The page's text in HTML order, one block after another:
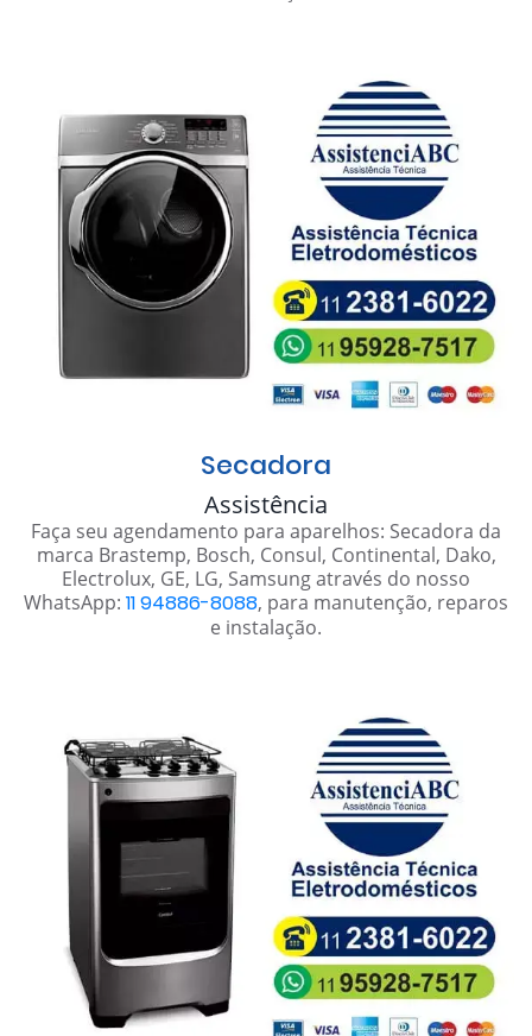
Secadora
Assistência
Faça seu agendamento para aparelhos: Secadora da
marca Brastemp, Bosch, Consul, Continental, Dako,
Electrolux, GE, LG, Samsung através do nosso
WhatsApp: 11 94886-8088, para manutenção, reparos
e instalação.